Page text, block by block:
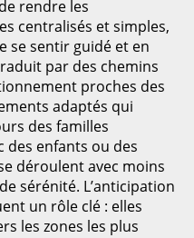
rendre les
centralisés et simples,
se sentir guidé et en
par des chemins
proches des
adaptés qui
des familles
des enfants ou des
déroulent avec moins
sérénité. L’anticipation
un rôle clé : elles
les zones les plus